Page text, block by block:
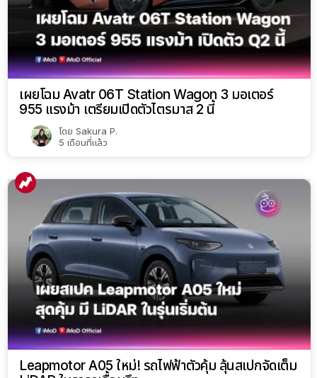
เผยโฉม Avatr 06T Station Wagon 3 มอเตอร์
955 แรงม้า เตรียมเปิดตัวไตรมาส 2 นี้
โดย Sakura P.
5 เดือนที่แล้ว
Leapmotor A05 ใหม่! รถไฟฟ้าตัวคุ้ม ลุ้นสเปกจัดเต็ม